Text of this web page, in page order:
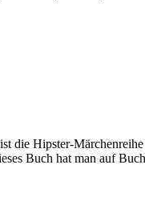
die Hipster-
Buch hat man auf